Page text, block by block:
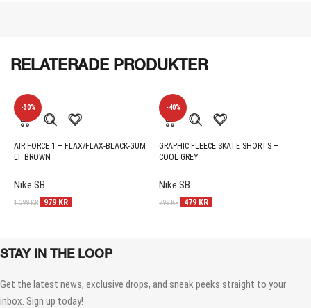
RELATERADE PRODUKTER
-30%
AIR FORCE 1 – FLAX/FLAX-BLACK-GUM
LT BROWN
Nike SB
1 399KR 979 KR
-40%
GRAPHIC FLEECE SKATE SHORTS –
COOL GREY
Nike SB
799KR 479 KR
STAY IN THE LOOP
Get the latest news, exclusive drops, and sneak peeks straight to your
inbox. Sign up today!